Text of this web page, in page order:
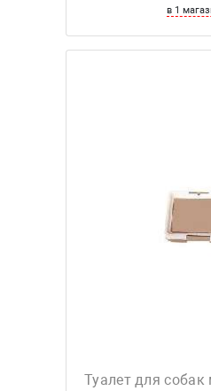
в 1
Туалет для